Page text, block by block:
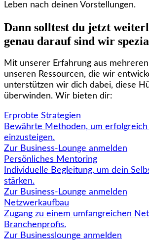
Leben nach deinen Vorstellungen.
Dann solltest du jetzt
genau darauf sind wir
Mit unserer Erfahrung aus
unseren Ressourcen, die wir
unterstützen wir dich dabei, diese
überwinden. Wir bieten dir:
Erprobte Strategien
Bewährte Methoden, um
einzusteigen.
Zur Business-Lounge anmelden
Persönliches Mentoring
Individuelle Begleitung, um dein
stärken.
Zur Business-Lounge anmelden
Netzwerkaufbau
Zugang zu einem umfangreichen
Branchenprofis.
Zur Businesslounge anmelden